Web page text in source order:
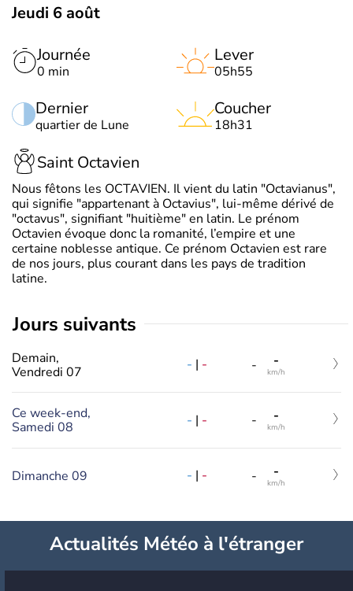
Jeudi 6 août
Journée
0 min
Dernier
quartier de Lune
Lever
05h55
Coucher
18h31
Saint Octavien
Nous fêtons les OCTAVIEN. Il vient du latin "Octavianus",
qui signifie "appartenant à Octavius", lui-même dérivé de
"octavus", signifiant "huitième" en latin. Le prénom
Octavien évoque donc la romanité, l’empire et une
certaine noblesse antique. Ce prénom Octavien est rare
de nos jours, plus courant dans les pays de tradition
latine.
jours suivants
Demain,
Vendredi 07
- | - - -
km/h
Ce week-end,
Samedi 08
- | - - -
km/h
Dimanche 09 - | - - -
km/h
Actualités Météo à l'étranger